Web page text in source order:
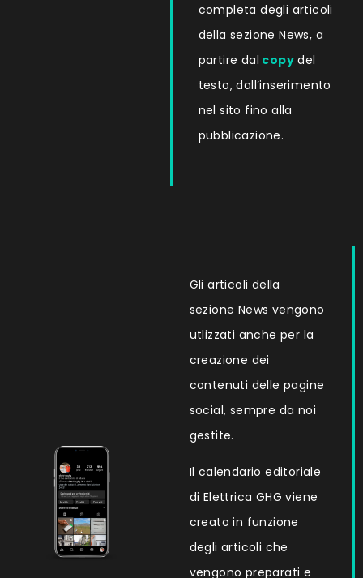
completa degli articoli
della sezione News, a
partire dal copydel
testo, dall’inserimento
nel sito fino alla
pubblicazione.
Gli articoli della
sezione News vengono
utlizzati anche per la
creazione dei
contenuti delle pagine
social, sempre da noi
gestite.
Il calendario editoriale
di Elettrica GHG viene
creato in funzione
degli articoli che
vengono preparati e